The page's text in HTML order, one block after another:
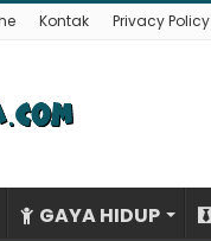
Kontak Privacy Policy
GAYA HIDUP